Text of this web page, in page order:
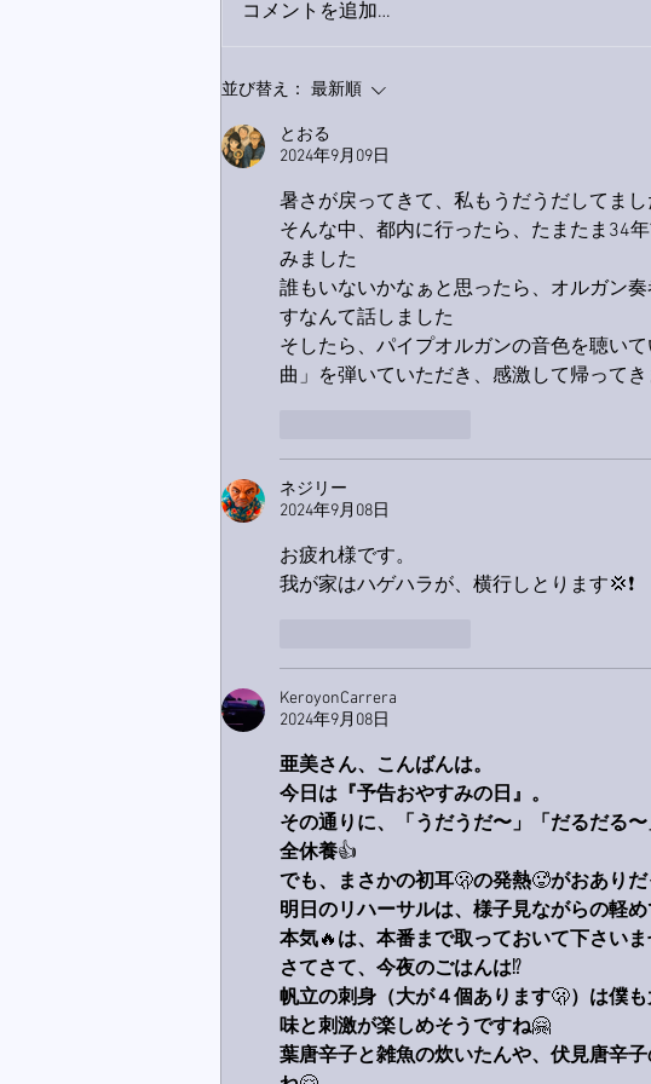
9月23日「amiism」リリー
コメントを追加…
並び替え： 最新順
とおる
2024年9月09日
暑さが戻ってきて、私もうだうだしてまし
そんな中、都内に行ったら、たまたま34
みました
誰もいないかなぁと思ったら、オルガン
すなんて話しました
そしたら、パイプオルガンの音色を聴い
曲」を弾いていただき、感激して帰って
ネジリー
2024年9月08日
お疲れ様です。
我が家はハゲハラが、横行しとります💢❗
KeroyonCarrera
2024年9月08日
亜美さん、こんばんは。
今日は『予告おやすみの日』。
その通りに、「うだうだ〜」「だるだる
全休養👍
でも、まさかの初耳🫢の発熱🥵がおあり
明日のリハーサルは、様子見ながらの軽
本気🔥 は、本番まで取っておいて下さい
さてさて、今夜のごはんは⁉️
帆立の刺身（大が４個あります🫢）は僕
味と刺激が楽しめそうですね🤗
葉唐辛子と雑魚の炊いたんや、伏見唐辛